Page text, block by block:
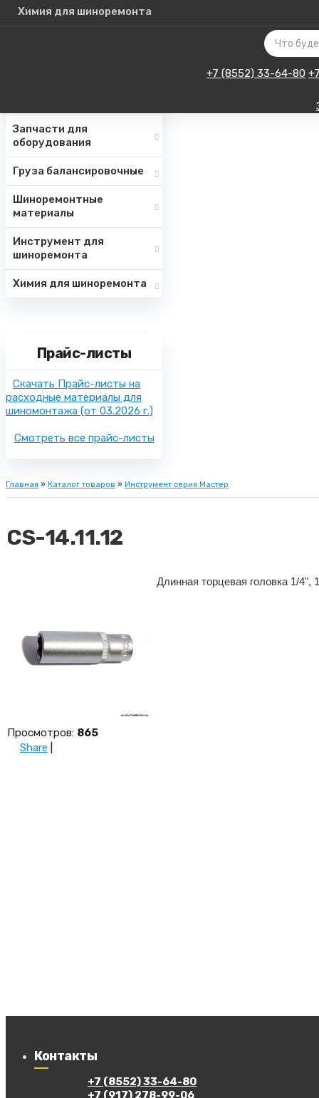
Химия для шиноремонта
+7 (8552) 33-64-80
Запчасти для
оборудования
Груза балансировочные
Шиноремонтные
материалы
Инструмент для
шиноремонта
Химия для шиноремонта
Прайс-листы
Скачать Прайс-листы на
расходные материалы для
шиномонтажа (от 03.2026 г.)
Смотреть все прайс-листы
Главная » Каталог товаров » Инструмент серия Мастер
CS-14.11.12
Длинная торцевая головка 1/4",
Просмотров: 865
Share
Контакты
+7 (8552) 33-64-80
+7 (917) 278-99-06